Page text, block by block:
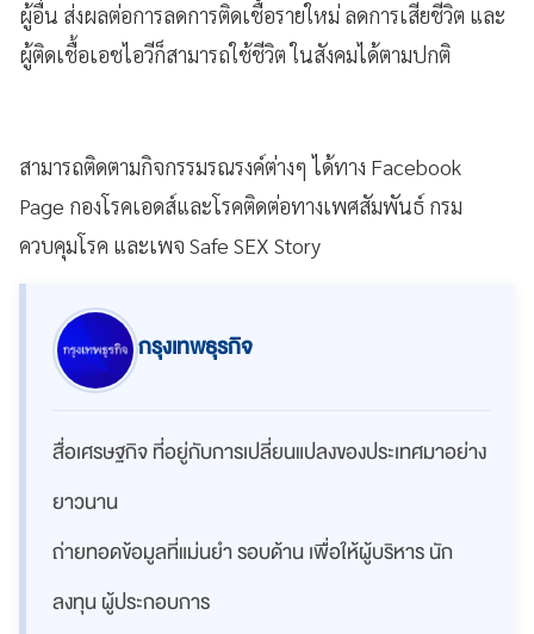
ผู้อื่น ส่งผลต่อการลดการติดเชื้อรายใหม่ ลดการเสียชีวิต และ
ผู้ติดเชื้อเอชไอวีก็สามารถใช้ชีวิต ในสังคมได้ตามปกติ
สามารถติดตามกิจกรรมรณรงค์ต่างๆ ได้ทาง Facebook
Page กองโรคเอดส์และโรคติดต่อทางเพศสัมพันธ์ กรม
ควบคุมโรค และเพจ Safe SEX Story
กรุงเทพธุรกิจ
สื่อเศรษฐกิจ ที่อยู่กับการเปลี่ยนแปลงของประเทศมาอย่าง
ยาวนาน
ถ่ายทอดข้อมูลที่แม่นยำ รอบด้าน เพื่อให้ผู้บริหาร นัก
ลงทุน ผู้ประกอบการ